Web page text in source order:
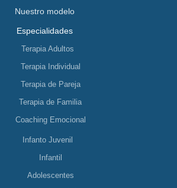
Nuestro modelo
Especialidades
Terapia Adultos
Terapia Individual
Terapia de Pareja
Terapia de Familia
Coaching Emocional
Infanto Juvenil
Infantil
Adolescentes